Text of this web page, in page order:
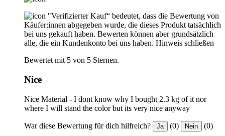
"Verifizierter Kauf“ bedeutet, dass die Bewertung von
Käufer:innen abgegeben wurde, die dieses Produkt tatsächlich
bei uns gekauft haben. Bewerten können aber grundsätzlich
alle, die ein Kundenkonto bei uns haben. Hinweis schließen
Bewertet mit 5 von 5 Sternen.
Nice
Nice Material - I dont know why I bought 2.3 kg of it nor
where I will stand the color but its very nice anyway
War diese Bewertung für dich hilfreich? Ja (0) Nein (0)